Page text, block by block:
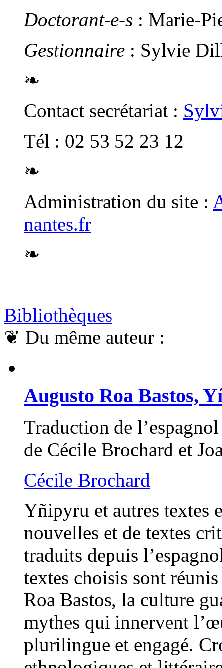
Doctorant-e-s : Marie-
Gestionnaire : Sylvie
❧
Contact secrétariat :
Tél : 02 53 52 23 12
❧
Administration du site :
nantes.fr
❧
Bibliothèques
❦ Du même auteur :
Augusto Roa Bastos,
Traduction de
de Cécile Brochard et
Cécile Brochard
Yñipyru et autres textes
nouvelles et de textes
traduits depuis
textes choisis sont
Roa Bastos, la culture
mythes qui innervent
plurilingue et engagé.